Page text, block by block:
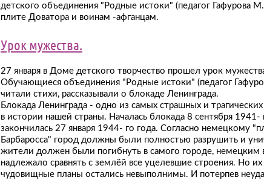
детского объединения "Родные истоки" (педагог Гафурова
плите Доватора и воинам -афганцам.
Урок мужества.
27 января в Доме детского творчество прошел урок
Обучающиеся объединения "Родные истоки" (педагог
читали стихи, рассказывали о блокаде Ленинграда.
Блокада Ленинграда - одно из самых страшных и
в истории нашей страны. Началась блокада 8 сентября 1941-
закончилась 27 января 1944- го года. Согласно немецкому
Барбаросса" город должны были полностью разрушить и
жители должен были погибнуть в самого городе, немецким
надлежало сравнять с землёй все уцелевшие строения. Но их
чудовищные планы остались невыполнимы. И потерпев